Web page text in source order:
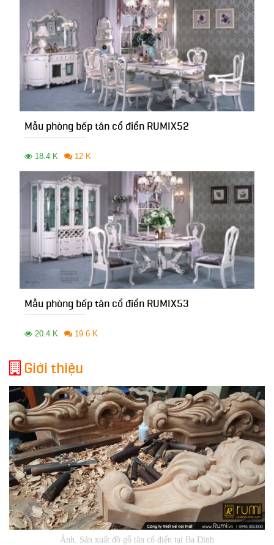
Mẫu phòng bếp tân cổ điển RUMIX52
18.4 K 12 K
Mẫu phòng bếp tân cổ điển RUMIX53
20.4 K 19.6 K
Giới thiệu
Ảnh. Sản xuất đồ gỗ tân cổ điển tại Ba Đình